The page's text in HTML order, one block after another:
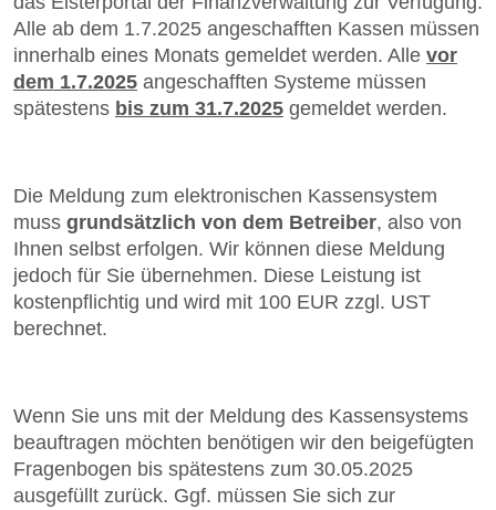
Alle ab dem 1.7.2025 angeschafften Kassen müssen
innerhalb eines Monats gemeldet werden. Alle vor
dem 1.7.2025 angeschafften Systeme müssen
spätestens bis zum 31.7.2025 gemeldet werden.
Die Meldung zum elektronischen Kassensystem
muss grundsätzlich von dem Betreiber, also von
Ihnen selbst erfolgen. Wir können diese Meldung
jedoch für Sie übernehmen. Diese Leistung ist
kostenpflichtig und wird mit 100 EUR zzgl. UST
berechnet.
Wenn Sie uns mit der Meldung des Kassensystems
beauftragen möchten benötigen wir den beigefügten
Fragenbogen bis spätestens zum 30.05.2025
ausgefüllt zurück. Ggf. müssen Sie sich zur